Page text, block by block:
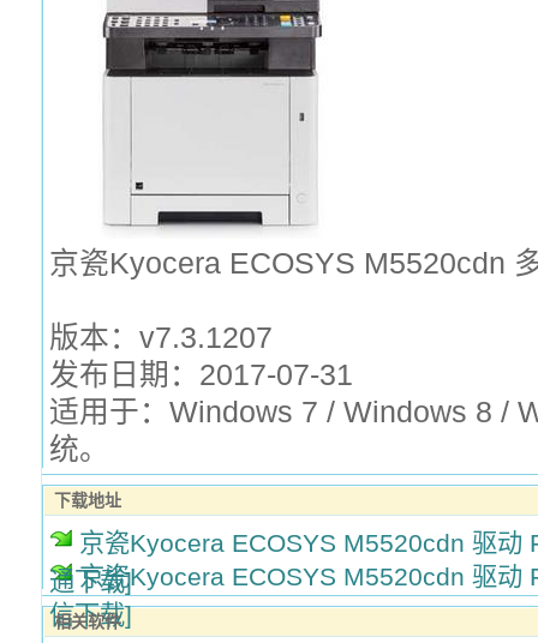
京瓷Kyocera ECOSYS M5520cdn
版本：v7.3.1207
发布日期：2017-07-31
适用于：Windows 7 / Windows 8 /
统。
下载地址
京瓷Kyocera ECOSYS M5520cdn 驱动
通下载]
京瓷Kyocera ECOSYS M5520cdn 驱动
信下载]
相关软件